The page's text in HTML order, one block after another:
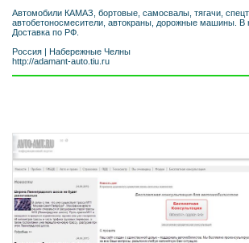
Автомобили КАМАЗ, бортовые, самосвалы, тягачи,
автобетоносмесители, автокраны, дорожные машины. В
Доставка по РФ.
Россия | Набережные Челны
http://adamant-auto.tiu.ru